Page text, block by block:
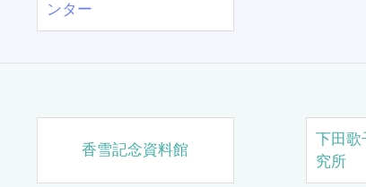
ンター
香雪記念資料館
下田歌
究所